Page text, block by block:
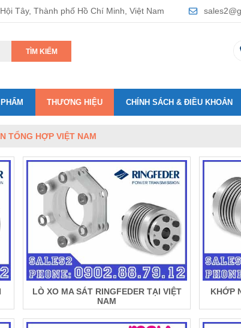
Tây, Thành phố Hồ Chí Minh, Việt Nam
TÌM KIẾM
THƯƠNG HIỆU CHÍNH SÁCH & ĐIỀU KHOẢN
TỔNG HỢP VIỆT NAM
LÒ XO MA SÁT RINGFEDER TẠI VIỆT
NAM
KHỚP